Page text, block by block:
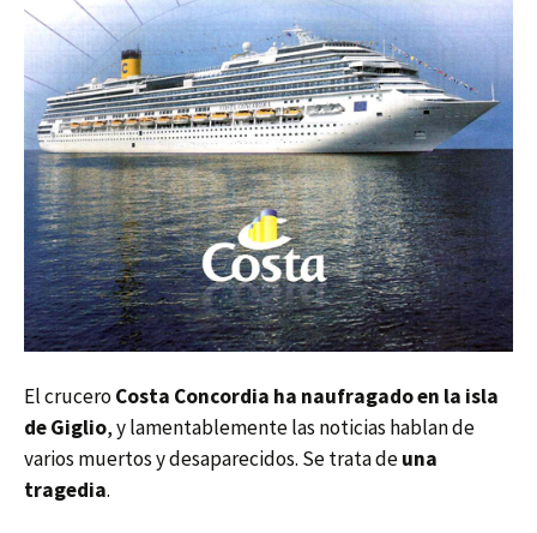
El cruceroCosta Concordia ha naufragado en la isla
de Giglio, y lamentablemente las noticias hablan de
varios muertos y desaparecidos. Se trata deuna
tragedia.